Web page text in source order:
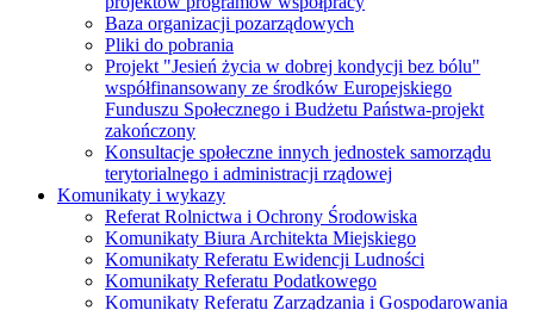
Baza organizacji pozarządowych
Pliki do pobrania
Projekt "Jesień życia w dobrej kondycji bez bólu"
współfinansowany ze środków Europejskiego
Funduszu Społecznego i Budżetu Państwa-projekt
zakończony
Konsultacje społeczne innych jednostek samorządu
terytorialnego i administracji rządowej
Komunikaty i wykazy
Referat Rolnictwa i Ochrony Środowiska
Komunikaty Biura Architekta Miejskiego
Komunikaty Referatu Ewidencji Ludności
Komunikaty Referatu Podatkowego
Komunikaty Referatu Zarządzania i Gospodarowania